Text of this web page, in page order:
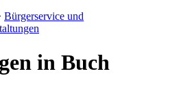
Bürgerservice und
in Buch